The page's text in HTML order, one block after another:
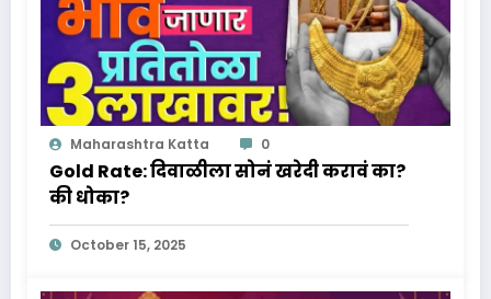
Maharashtra Katta 0
Gold Rate: दिवाळीला सोनं खरेदी करावं का?
की धोका?
October 15, 2025